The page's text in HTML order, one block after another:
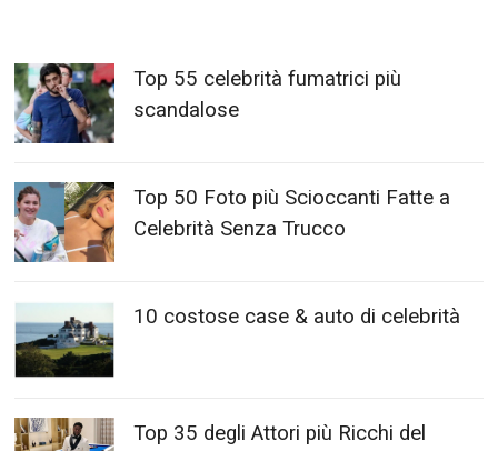
Top 55 celebrità fumatrici più
scandalose
Top 50 Foto più Scioccanti Fatte a
Celebrità Senza Trucco
10 costose case & auto di celebrità
Top 35 degli Attori più Ricchi del